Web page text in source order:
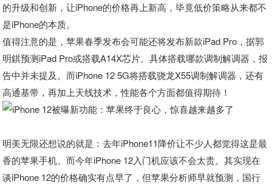
的升级和创新，让iPhone的价格再上新高，毕竟低价策略从来都不
是iPhone的本质。
值得注意的是，苹果春季发布会可能还将发布新款iPad Pro，据郭
明錤预测iPad Pro或搭载A14X芯片。具体搭载哪款调制解调器，报
告中并未提及。而iPhone 12 5G将搭载骁龙X55调制解调器，还有
高通基带，再加上天线技术，性能各个方面都值得期待！
明美无限还想说的就是：去年iPhone11降价让不少人都觉得这是最
香的苹果手机。而今年iPhone 12入门机应该不会太贵。其实现在
谈iPhone 12的价格确实有点早了，但苹果分析师早就预测，国行